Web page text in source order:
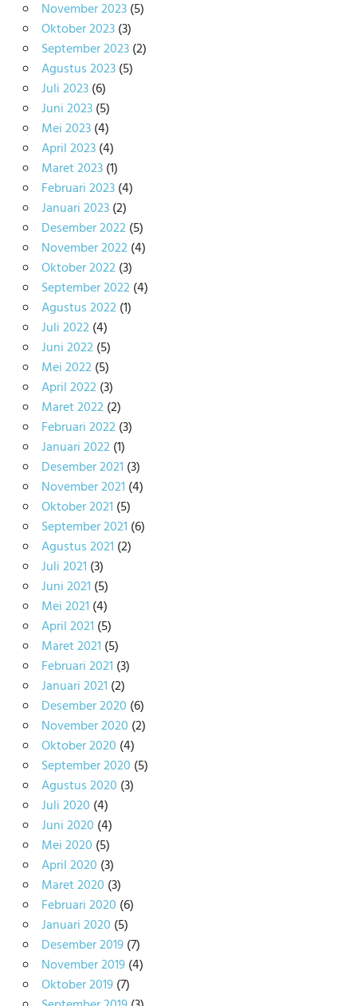
November 2023(5)
Oktober 2023(3)
September 2023(2)
Agustus 2023(5)
Juli 2023(6)
Juni 2023(5)
Mei 2023(4)
April 2023(4)
Maret 2023(1)
Februari 2023(4)
Januari 2023(2)
Desember 2022(5)
November 2022(4)
Oktober 2022(3)
September 2022(4)
Agustus 2022(1)
Juli 2022(4)
Juni 2022(5)
Mei 2022(5)
April 2022(3)
Maret 2022(2)
Februari 2022(3)
Januari 2022(1)
Desember 2021 (3)
November 2021 (4)
Oktober 2021 (5)
September 2021 (6)
Agustus 2021 (2)
Juli 2021 (3)
Juni 2021 (5)
Mei 2021 (4)
April 2021 (5)
Maret 2021 (5)
Februari 2021 (3)
Januari 2021 (2)
Desember 2020 (6)
November 2020 (2)
Oktober 2020 (4)
September 2020 (5)
Agustus 2020 (3)
Juli 2020 (4)
Juni 2020 (4)
Mei 2020 (5)
April 2020 (3)
Maret 2020 (3)
Februari 2020 (6)
Januari 2020 (5)
Desember 2019(7)
November 2019(4)
Oktober 2019(7)